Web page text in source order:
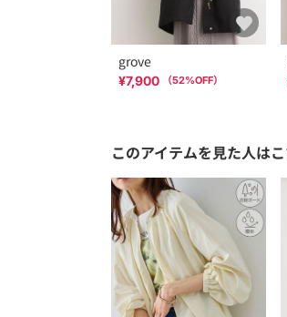
grove
¥7,900 （52%OFF）